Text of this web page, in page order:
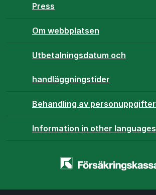
Press
Om webbplatsen
Utbetalningsdatum och
handläggningstider
Behandling av personuppgifter
Information in other languages
Startsidan